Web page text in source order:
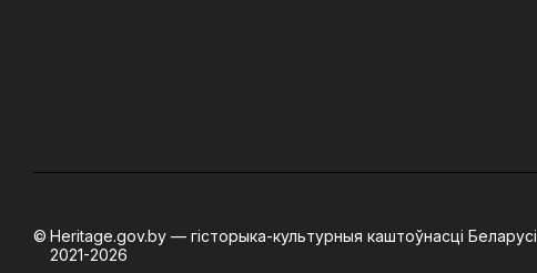
Heritage.gov.by — гісторыка-культурныя каштоўнасці Беларусі
2021-2026